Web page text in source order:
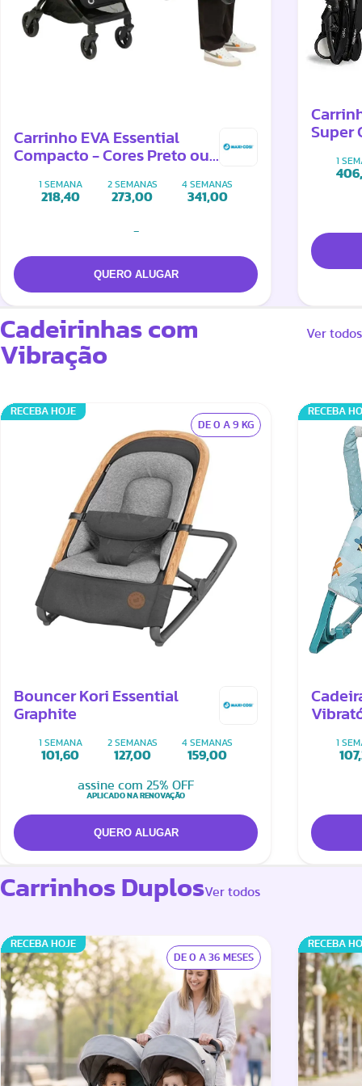
Carrinho EVA Essential
Compacto - Cores Preto ou
1 SEMANA
218,40
2 SEMANAS
273,00
4 SEMANAS
341,00
-
Super
1
Cadeirinhas com
Vibração
Ver todos
RECEBA HOJE
DE 0 A 9 KG
Bouncer Kori Essential
Graphite
1 SEMANA
101,60
2 SEMANAS
127,00
4 SEMANAS
159,00
assine com 25% OFF
APLICADO NA RENOVAÇÃO
RECEBA
1
Carrinhos DuplosVer todos
RECEBA HOJE
DE 0 A 36 MESES
RECEBA